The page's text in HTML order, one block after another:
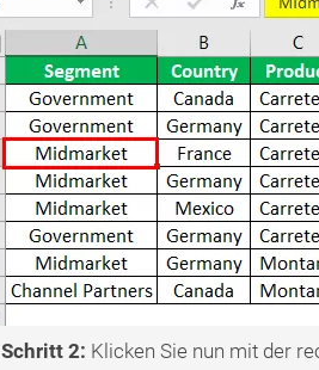
Schritt 2: Klicken Sie nun mit der